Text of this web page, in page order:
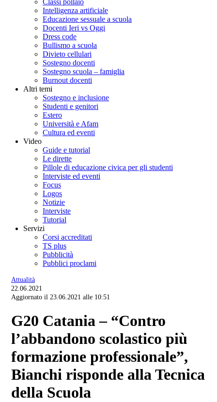
Classi pollaio
Intelligenza artificiale
Educazione sessuale a scuola
Docenti Ieri vs Oggi
Dress code
Bullismo a scuola
Divieto cellulari
Sostegno docenti
Sostegno scuola – famiglia
Burnout docenti
Altri temi
Sostegno e inclusione
Studenti e genitori
Estero
Università e Afam
Cultura ed eventi
Video
Guide e tutorial
Le dirette
Pillole di educazione civica per gli studenti
Interviste ed eventi
Focus
Logos
Notizie
Interviste
Tutorial
Servizi
Corsi accreditati
TS plus
Pubblicità
Pubblici proclami
Attualità
22.06.2021
Aggiornato il 23.06.2021 alle 10:51
G20 Catania – “Contro
l’abbandono scolastico più
formazione professionale”,
Bianchi risponde alla Tecnica
della Scuola